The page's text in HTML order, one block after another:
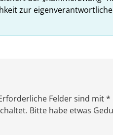
zur
Felder sind mit
Bitte habe etwas